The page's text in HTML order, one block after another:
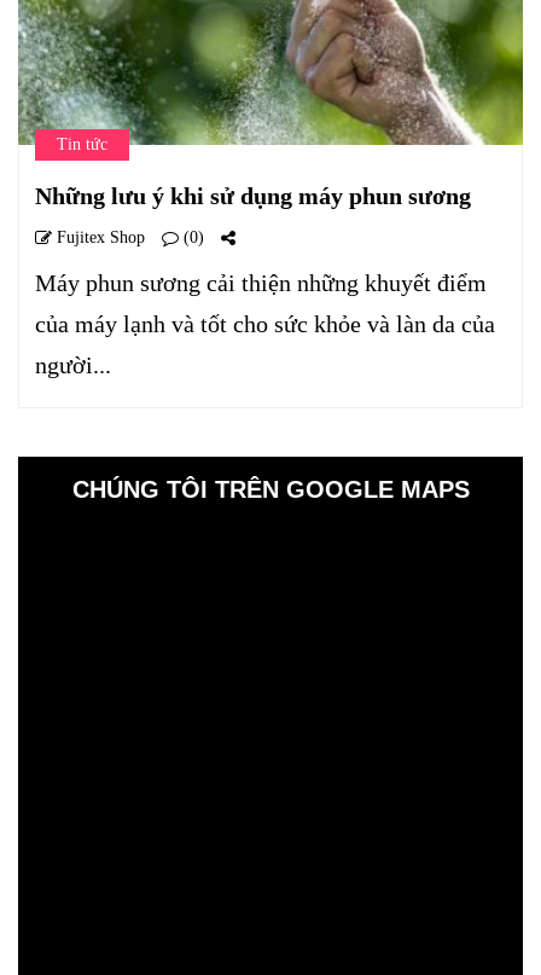
Tin tức
Những lưu ý khi sử dụng máy phun sương
Fujitex Shop (0)
Máy phun sương cải thiện những khuyết điểm
của máy lạnh và tốt cho sức khỏe và làn da của
người...
CHÚNG TÔI TRÊN GOOGLE MAPS